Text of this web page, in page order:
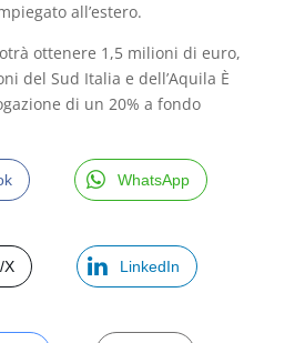
all’estero.
ottenere 1,5 milioni di euro,
del Sud Italia e dell’Aquila È
di un 20% a fondo
WhatsApp
X LinkedIn